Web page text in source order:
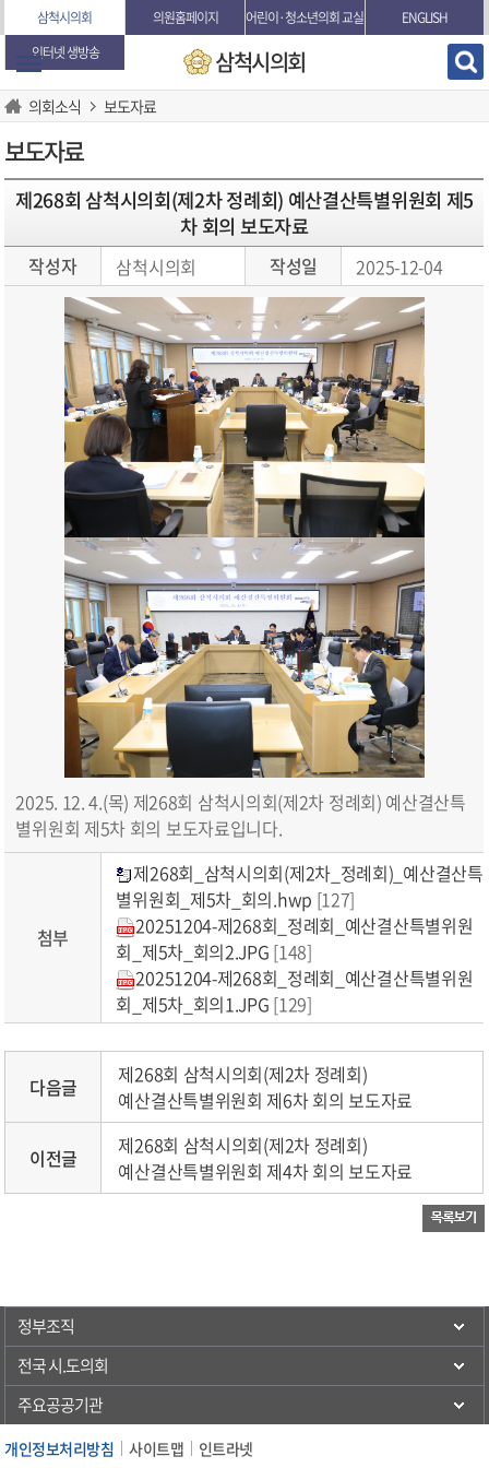
본문바로가기
삼척시의회 의원홈페이지 어린이·청소년의회 교실
ENGLISH
인터넷 생방송
삼척시의회
의회소식 보도자료
보도자료
제268회 삼척시의회(제2차 정례회) 예산결산특별위원회 제5
차 회의 보도자료
작성자 삼척시의회 작성일 2025-12-04
2025. 12. 4.(목) 제268회 삼척시의회(제2차 정례회) 예산결산특
별위원회 제5차 회의 보도자료입니다.
첨부
제268회_삼척시의회(제2차_정례회)_예산결산특
별위원회_제5차_회의.hwp [127]
20251204-제268회_정례회_예산결산특별위원
회_제5차_회의2.JPG [148]
20251204-제268회_정례회_예산결산특별위원
회_제5차_회의1.JPG [129]
다음글
제268회 삼척시의회(제2차 정례회)
예산결산특별위원회 제6차 회의 보도자료
이전글
제268회 삼척시의회(제2차 정례회)
예산결산특별위원회 제4차 회의 보도자료
정부조직
전국 시.도의회
주요공공기관
개인정보처리방침 사이트맵 인트라넷